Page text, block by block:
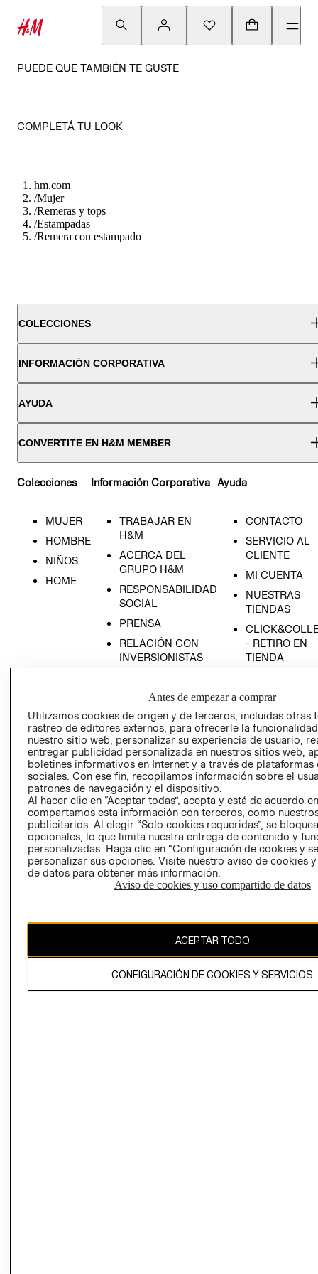
PUEDE QUE TAMBIÉN TE GUSTE
COMPLETÁ TU LOOK
hm.com
/Mujer
/Remeras y tops
/Estampadas
/Remera con estampado
COLECCIONES
INFORMACIÓN CORPORATIVA
AYUDA
CONVERTITE EN H&M MEMBER
Colecciones
MUJER
HOMBRE
NIÑOS
HOME
Información Corporativa
TRABAJAR EN
H&M
ACERCA DEL
GRUPO H&M
RESPONSABILIDAD
SOCIAL
PRENSA
RELACIÓN CON
INVERSIONISTAS
EMPRESARIAL
Ayuda
CONTACTO
SERVICIO AL
CLIENTE
MI CUENTA
NUESTRAS
TIENDAS
- RETIRO EN
TIENDA
AVISO DE
PRIVACIDAD
GIFT CARD
AVISO DE
COOKIES
Uruguay ($U)
El contenido de esta página web está protegido por copyright y es
propiedad de H&M Hennes & Mauritz AB.
Antes de empezar a comprar
Utilizamos cookies de origen y de terceros, incluidas otras
rastreo de editores externos, para ofrecerle la
nuestro sitio web, personalizar su experiencia de usuario,
entregar publicidad personalizada en nuestros sitios web,
boletines informativos en Internet y a través de plataformas
sociales. Con ese fin, recopilamos información sobre el
patrones de navegación y el dispositivo.
Al hacer clic en “Aceptar todas”, acepta y está de acuerdo
compartamos esta información con terceros, como
publicitarios. Al elegir “Solo cookies requeridas”, se
opcionales, lo que limita nuestra entrega de contenido y
personalizadas. Haga clic en “Configuración de cookies y
personalizar sus opciones. Visite nuestro aviso de cookies
de datos para obtener más información.
Aviso de cookies y uso compartido de datos
ACEPTAR TODO
CONFIGURACIÓN DE COOKIES Y SERVICIOS